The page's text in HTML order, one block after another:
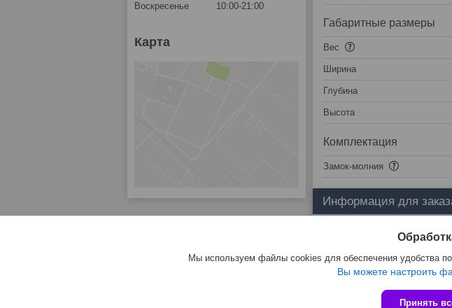
Габаритные размеры
Вес
Ширина
Глубина
Высота
Комплектация
Замок-молния
Информация для
Воскресенье
10:00-21:00
Карта
Сайт
Мы используем файлы cookies для обеспечения удобства
Вы можете настроить
Принять